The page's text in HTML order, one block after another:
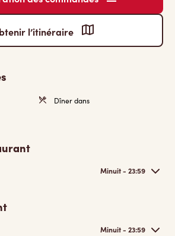
l’itinéraire
Dîner dans
Minuit - 23:59
Minuit - 23:59